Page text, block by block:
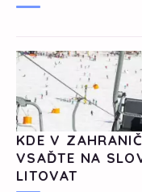
KDE V
VSAĎTE NA
LITOVAT